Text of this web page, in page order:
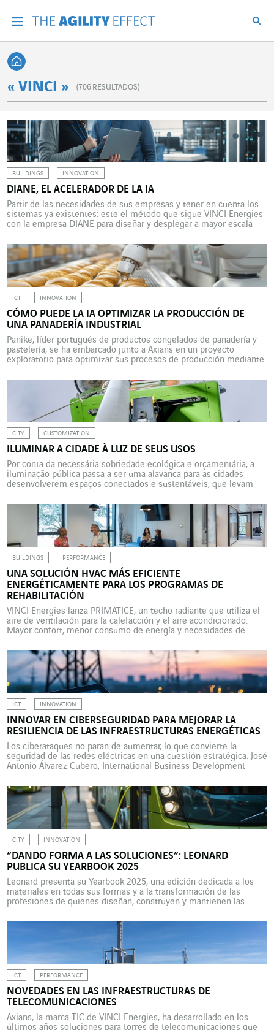
Volver a Inicio
« VINCI » (706 RESULTADOS)
BUILDINGS INNOVATION
DIANE, EL ACELERADOR DE LA IA
Partir de las necesidades de sus empresas y tener en cuenta los
sistemas ya existentes: este el método que sigue VINCI Energies
con la empresa DIANE para diseñar y desplegar a mayor escala
2024, las empresas que invirtieron más de 100 millones de
dólares en inteligencia artificial […]
ICT INNOVATION
CÓMO PUEDE LA IA OPTIMIZAR LA PRODUCCIÓN DE
UNA PANADERÍA INDUSTRIAL
Panike, líder portugués de productos congelados de panadería y
pastelería, se ha embarcado junto a Axians en un proyecto
exploratorio para optimizar sus procesos de producción mediante
de la que podrán beneficiarse otros clientes de la marca TIC de
VINCI Energies. Panike es el líder portugués […]
CITY CUSTOMIZATION
ILUMINAR A CIDADE À LUZ DE SEUS USOS
Por conta da necessária sobriedade ecológica e orçamentária, a
iluminação pública passa a ser uma alavanca para as cidades
desenvolverem espaços conectados e sustentáveis, que levam
Durante muito tempo, foi um ponto cego nas políticas urbanas.
Pouco regulamentada ao nível nacional, e nem obrigatória, a
iluminação […]
BUILDINGS PERFORMANCE
UNA SOLUCIÓN HVAC MÁS EFICIENTE
ENERGÉTICAMENTE PARA LOS PROGRAMAS DE
REHABILITACIÓN
VINCI Energies lanza PRIMATICE, un techo radiante que utiliza el
aire de ventilación para la calefacción y el aire acondicionado.
Mayor confort, menor consumo de energía y necesidades de
innova en el ámbito de las instalaciones de calefacción,
ventilación y aire acondicionado (HVAC, por sus siglas en inglés)
con una […]
ICT INNOVATION
INNOVAR EN CIBERSEGURIDAD PARA MEJORAR LA
RESILIENCIA DE LAS INFRAESTRUCTURAS ENERGÉTICAS
Los ciberataques no paran de aumentar, lo que convierte la
seguridad de las redes eléctricas en una cuestión estratégica. José
Antonio Álvarez Cubero, International Business Development
energéticas y las soluciones para hacerles frente, ente las que se
encuentra el demostrador “Red Digital Segura” desarrollado por
Omexom […]
CITY INNOVATION
“DANDO FORMA A LAS SOLUCIONES”: LEONARD
PUBLICA SU YEARBOOK 2025
Leonard presenta su Yearbook 2025, una edición dedicada a los
materiales en todas sus formas y a la transformación de las
profesiones de quienes diseñan, construyen y mantienen las
30 start-ups prometedoras, nacidas de los programas SEED y
CATALYST 2025. Gracias a los avances en inteligencia […]
ICT PERFORMANCE
NOVEDADES EN LAS INFRAESTRUCTURAS DE
TELECOMUNICACIONES
Axians, la marca TIC de VINCI Energies, ha desarrollado en los
últimos años soluciones para torres de telecomunicaciones que